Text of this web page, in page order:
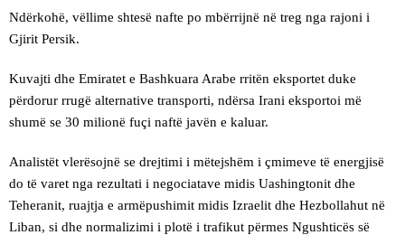
Ndërkohë, vëllime shtesë nafte po mbërrijnë në treg nga rajoni i
Gjirit Persik.
Kuvajti dhe Emiratet e Bashkuara Arabe rritën eksportet duke
përdorur rrugë alternative transporti, ndërsa Irani eksportoi më
shumë se 30 milionë fuçi naftë javën e kaluar.
Analistët vlerësojnë se drejtimi i mëtejshëm i çmimeve të energjisë
do të varet nga rezultati i negociatave midis Uashingtonit dhe
Teheranit, ruajtja e armëpushimit midis Izraelit dhe Hezbollahut në
Liban, si dhe normalizimi i plotë i trafikut përmes Ngushticës së